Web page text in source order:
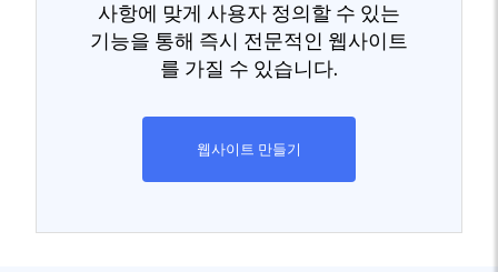
사항에 맞게 사용자 정의할 수 있는
기능을 통해 즉시 전문적인 웹사이트
를 가질 수 있습니다.
웹사이트 만들기